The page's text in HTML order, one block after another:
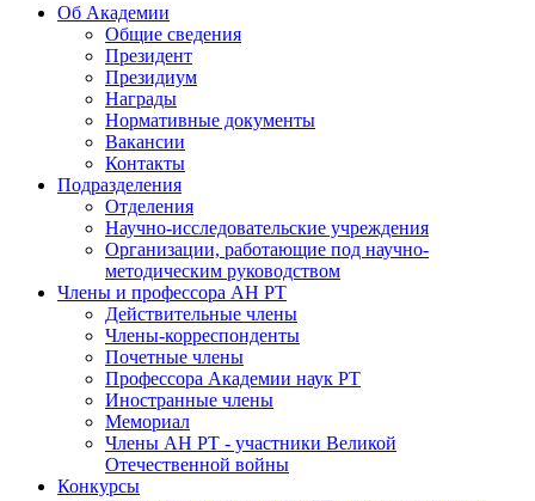
Об Академии
Общие сведения
Президент
Президиум
Награды
Нормативные документы
Вакансии
Контакты
Подразделения
Отделения
Научно-исследовательские учреждения
Организации, работающие под научно-
методическим руководством
Члены и профессора АН РТ
Действительные члены
Члены-корреспонденты
Почетные члены
Профессора Академии наук РТ
Иностранные члены
Мемориал
Члены АН РТ - участники Великой
Отечественной войны
Конкурсы